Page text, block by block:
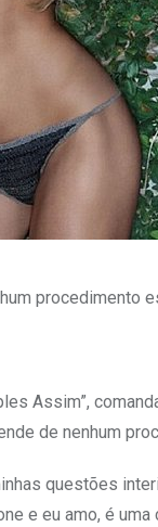
procedimento
Assim”,
de nenhum
questões
e eu amo, é